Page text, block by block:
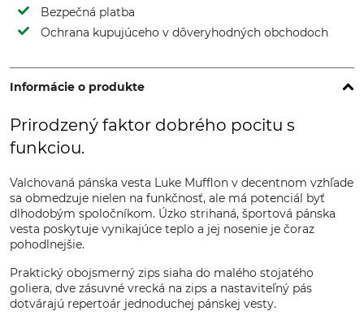
Bezpečná platba
Ochrana kupujúceho v dôveryhodných obchodoch
Informácie o produkte
Prirodzený faktor dobrého pocitu s
funkciou.
Valchovaná pánska vesta Luke Mufflon v decentnom vzhľade
sa obmedzuje nielen na funkčnosť, ale má potenciál byť
dlhodobým spoločníkom. Úzko strihaná, športová pánska
vesta poskytuje vynikajúce teplo a jej nosenie je čoraz
pohodlnejšie.
Praktický obojsmerný zips siaha do malého stojatého
goliera, dve zásuvné vrecká na zips a nastaviteľný pás
dotvárajú repertoár jednoduchej pánskej vesty.